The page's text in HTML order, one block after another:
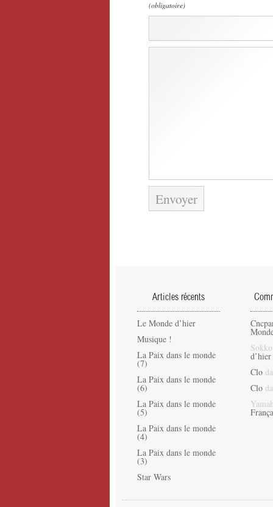
(obligatoire)
Articles récents
Le Monde d’hier
Musique !
La Paix dans le monde
(7)
La Paix dans le monde
(6)
La Paix dans le monde
(5)
La Paix dans le monde
(4)
La Paix dans le monde
(3)
Star Wars
Sokko
d’hier
Clo
Clo